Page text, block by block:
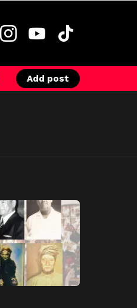
LOGIN
Add post